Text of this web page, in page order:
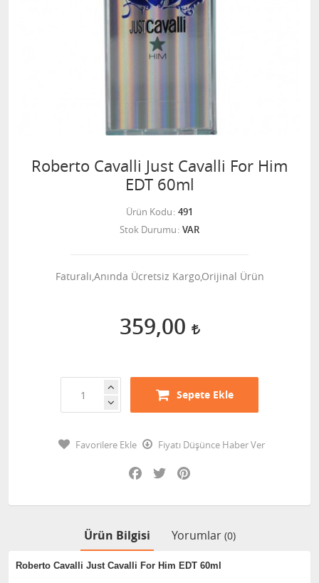
Roberto Cavalli Just Cavalli For Him
EDT 60ml
Ürün Kodu 491
Stok Durumu VAR
Faturalı,Anında Ücretsiz Kargo,Orijinal Ürün
359,00
Sepete Ekle
Favorilere Ekle
Fiyatı Düşünce Haber Ver
Facebook
Twitter
Ürün Bilgisi Yorumlar (0)
Roberto Cavalli Just Cavalli For Him EDT 60ml